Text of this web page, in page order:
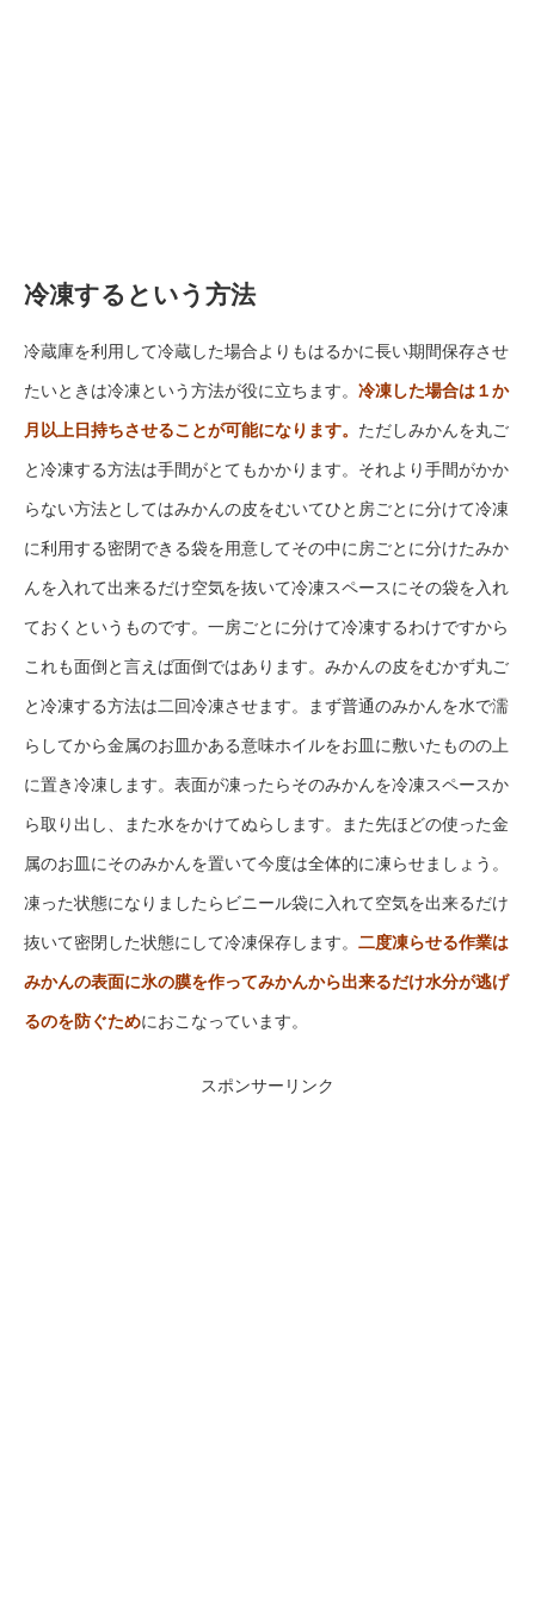
冷凍するという方法
冷蔵庫を利用して冷蔵した場合よりもはるかに長い期間保存させ
たいときは冷凍という方法が役に立ちます。 冷凍した場合は１か
月以上日持ちさせることが可能になります。 ただしみかんを丸ご
と冷凍する方法は手間がとてもかかります。それより手間がかか
らない方法としてはみかんの皮をむいてひと房ごとに分けて冷凍
に利用する密閉できる袋を用意してその中に房ごとに分けたみか
んを入れて出来るだけ空気を抜いて冷凍スペースにその袋を入れ
ておくというものです。一房ごとに分けて冷凍するわけですから
これも面倒と言えば面倒ではあります。みかんの皮をむかず丸ご
と冷凍する方法は二回冷凍させます。まず普通のみかんを水で濡
らしてから金属のお皿かある意味ホイルをお皿に敷いたものの上
に置き冷凍します。表面が凍ったらそのみかんを冷凍スペースか
ら取り出し、また水をかけてぬらします。また先ほどの使った金
属のお皿にそのみかんを置いて今度は全体的に凍らせましょう。
凍った状態になりましたらビニール袋に入れて空気を出来るだけ
抜いて密閉した状態にして冷凍保存します。 二度凍らせる作業は
みかんの表面に氷の膜を作ってみかんから出来るだけ水分が逃げ
るのを防ぐためにおこなっています。
スポンサーリンク